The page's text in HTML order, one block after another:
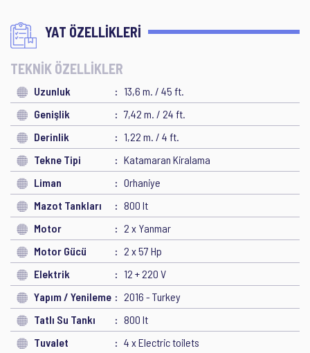
YAT ÖZELLİKLERİ
TEKNİK ÖZELLİKLER
Uzunluk
13,6 m. / 45 ft.
Genişlik
7,42 m. / 24 ft.
Derinlik
1,22 m. / 4 ft.
Tekne Tipi
Katamaran Kiralama
Liman
Orhaniye
Mazot Tankları
800 lt
Motor
2 x Yanmar
Motor Gücü
2 x 57 Hp
Elektrik
12 + 220 V
Yapım / Yenileme
2016 - Turkey
Tatlı Su Tankı
800 lt
Tuvalet
4 x Electric toilets